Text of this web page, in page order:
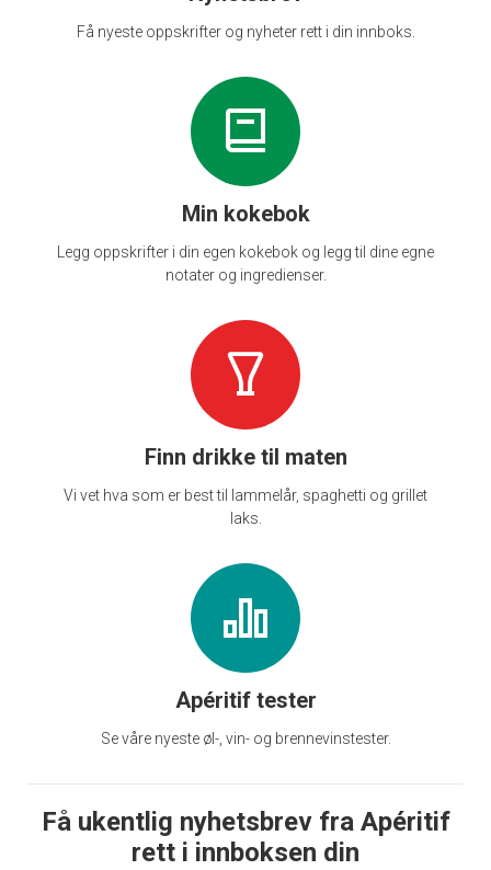
Få nyeste oppskrifter og nyheter rett i din innboks.
Min kokebok
Legg oppskrifter i din egen kokebok og legg til dine egne
notater og ingredienser.
Finn drikke til maten
Vi vet hva som er best til lammelår, spaghetti og grillet
laks.
Apéritif tester
Se våre nyeste øl-, vin- og brennevinstester.
Få ukentlig nyhetsbrev fra Apéritif
rett i innboksen din